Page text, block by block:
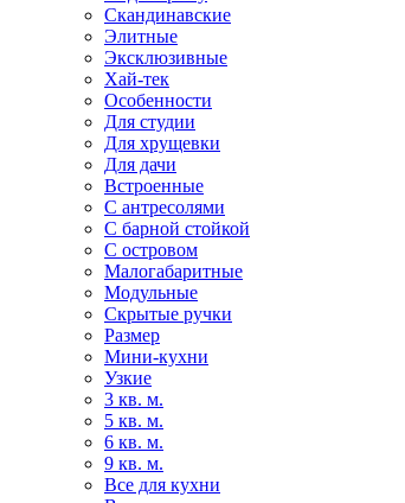
Скандинавские
Элитные
Эксклюзивные
Хай-тек
Особенности
Для студии
Для хрущевки
Для дачи
Встроенные
С антресолями
С барной стойкой
С островом
Малогабаритные
Модульные
Скрытые ручки
Размер
Мини-кухни
Узкие
3 кв. м.
5 кв. м.
6 кв. м.
9 кв. м.
Все для кухни